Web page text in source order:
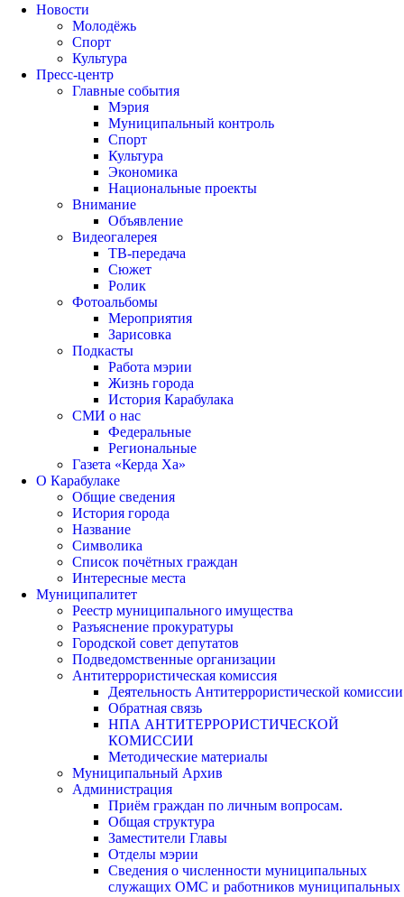
Новости
Молодёжь
Спорт
Культура
Пресс-центр
Главные события
Мэрия
Муниципальный контроль
Спорт
Культура
Экономика
Национальные проекты
Внимание
Объявление
Видеогалерея
ТВ-передача
Сюжет
Ролик
Фотоальбомы
Мероприятия
Зарисовка
Подкасты
Работа мэрии
Жизнь города
История Карабулака
СМИ о нас
Федеральные
Региональные
Газета «Керда Ха»
О Карабулаке
Общие сведения
История города
Название
Символика
Список почётных граждан
Интересные места
Муниципалитет
Реестр муниципального имущества
Разъяснение прокуратуры
Городской совет депутатов
Подведомственные организации
Антитеррористическая комиссия
Деятельность Антитеррористической комиссии
Обратная связь
НПА АНТИТЕРРОРИСТИЧЕСКОЙ
КОМИССИИ
Методические материалы
Муниципальный Архив
Администрация
Приём граждан по личным вопросам.
Общая структура
Заместители Главы
Отделы мэрии
Сведения о численности муниципальных
служащих ОМС и работников муниципальных